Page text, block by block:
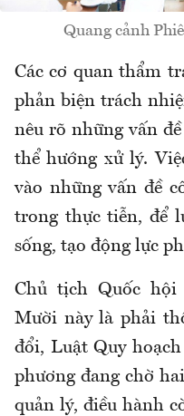
Quang cảnh
Các cơ quan thẩm
phản biện trách
nêu rõ những vấn
thể hướng xử lý.
vào những vấn đề
trong thực tiễn, để
sống, tạo động lực
Chủ tịch Quốc
Mười này là phải
đổi, Luật Quy
phương đang chờ
quản lý, điều hành